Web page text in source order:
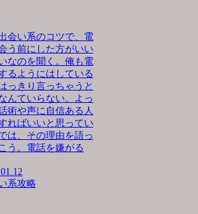
会い系のコツで、電
う前にした方がいい
なのを聞く。俺も電
るようにはしている
っきり言っちゃうと
んていらない。よっ
術や声に自信ある人
ればいいと思ってい
は、その理由を語っ
う。電話を嫌がる
系攻略